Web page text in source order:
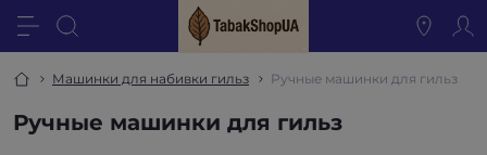
Машинки для набивки гильз Ручные машинки для гильз
Ручные машинки для гильз